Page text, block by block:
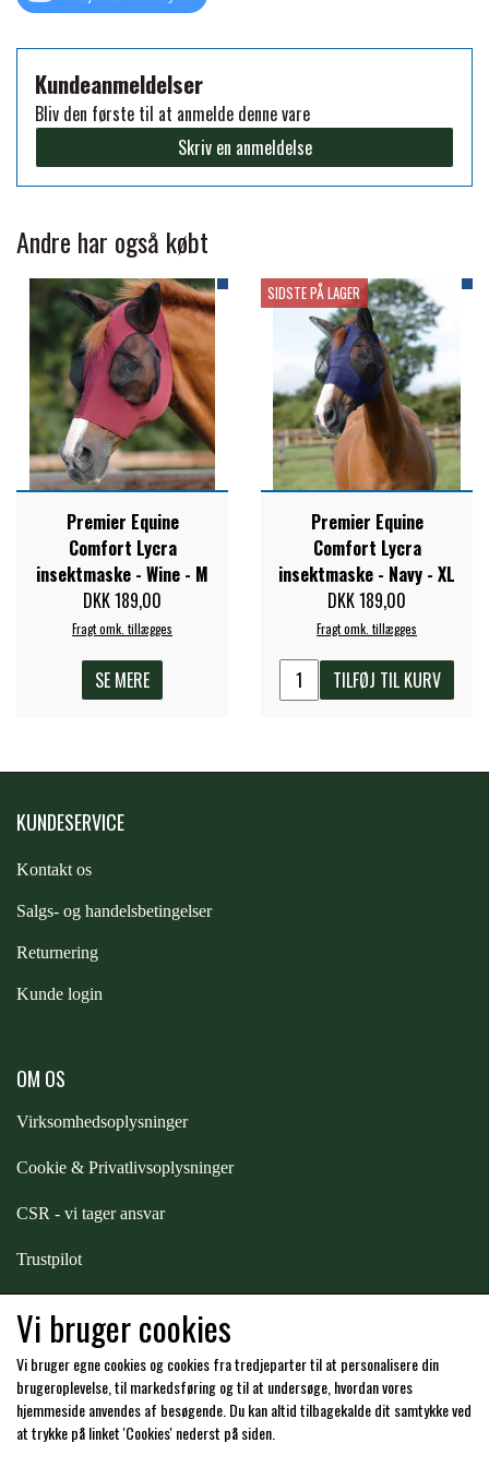
PREMIER EQUINE KØLETERAPI
PREMIER EQUINE GROOMING & STALD
MUSTAD
PHARMACARE
PREMIER EQUINE
RACING TACK
STUD MUFFIN
TIMER GPS
QHP -BRANDS OF Q
PREMIER EQUINE INSEKTBESKYTTELSE
Kundeanmeldelser
Bliv den første til at anmelde denne vare
Skriv en anmeldelse
Andre har også købt
Premier Equine
Comfort Lycra
insektmaske - Wine - M
DKK 189,00
Fragt omk. tillægges
SE MERE
SIDSTE PÅ LAGER
Premier Equine
Comfort Lycra
insektmaske - Navy - XL
DKK 189,00
Fragt omk. tillægges
TILFØJ TIL KURV
KUNDESERVICE
Kontakt os
Salgs- og handelsbetingelser
Returnering
Kunde login
OM OS
Virksomhedsoplysninger
Cookie & Privatlivsoplysninger
CSR - vi tager ansvar
Trustpilot
Hos os kan du betale med:
Vi bruger cookies
Vi bruger egne cookies og cookies fra tredjeparter til at personalisere din
brugeroplevelse, til markedsføring og til at undersøge, hvordan vores
hjemmeside anvendes af besøgende. Du kan altid tilbagekalde dit samtykke ved
at trykke på linket 'Cookies' nederst på siden.